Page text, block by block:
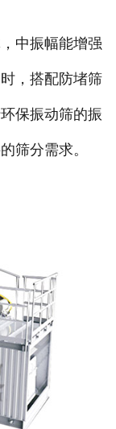
中振幅能增强
，搭配防堵筛
保振动筛的振
筛分需求。